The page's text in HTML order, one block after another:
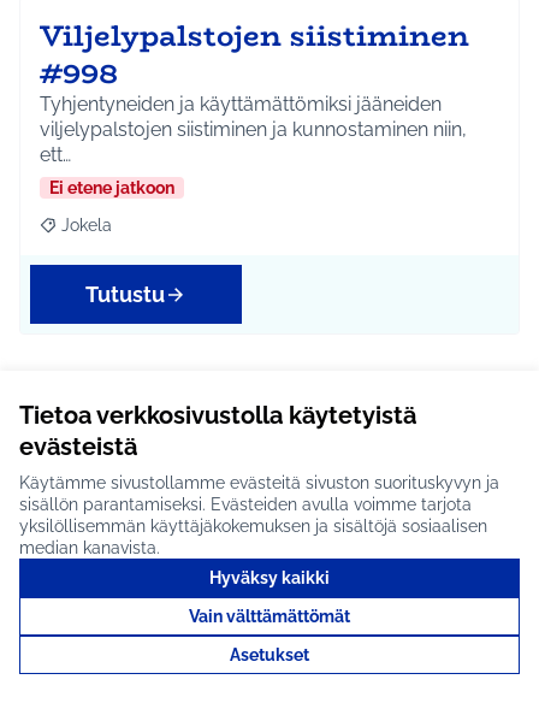
Tietoa verkkosivustolla käytetyistä
evästeistä
Käytämme sivustollamme evästeitä sivuston suorituskyvyn ja
sisällön parantamiseksi. Evästeiden avulla voimme tarjota
yksilöllisemmän käyttäjäkokemuksen ja sisältöjä sosiaalisen
median kanavista.
Hyväksy kaikki
Vain välttämättömät
Asetukset
Viljelypalstojen siistiminen
#998
Tyhjentyneiden ja käyttämättömiksi jääneiden
viljelypalstojen siistiminen ja kunnostaminen niin,
ett…
Ei etene jatkoon
Rajaa tulokset aihepiirin mukaan: Jokela
Jokela
Tutustu
Koirankakkaroskiksia #691
Lahelan Tertun kävelyhiekkatien alueella
(liikenneympyrältä liikenneympyrälle) ei ole yhtään
koirank…
Ei etene jatkoon
Rajaa tulokset aihepiirin mukaan: Etelä-Tuusulan kylät
Etelä-Tuusulan kylät
Tutustu